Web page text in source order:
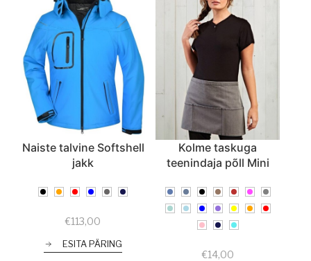
Naiste talvine Softshell
jakk
€113,00
ESITA PÄRING
Kolme taskuga
teenindaja põll Mini
€14,00